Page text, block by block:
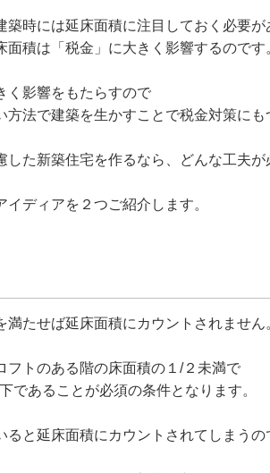
築時には延床面積に注目しておく必要が
積は「税金」に大きく影響するのです
く影響をもたらすので
方法で建築を生かすことで税金対策にも
した新築住宅を作るなら、どんな工夫が
ディアを２つご紹介します。
満たせば延床面積にカウントされません
フトのある階の床面積の１/２未満で
であることが必須の条件となります。
ると延床面積にカウントされてしまうの